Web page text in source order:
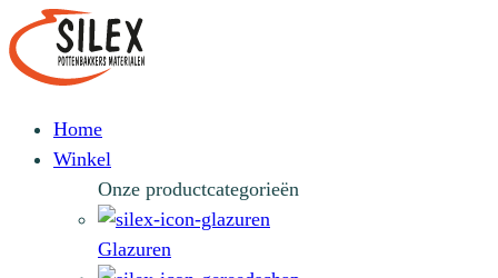
Home
Winkel
Onze productcategorieën
Glazuren